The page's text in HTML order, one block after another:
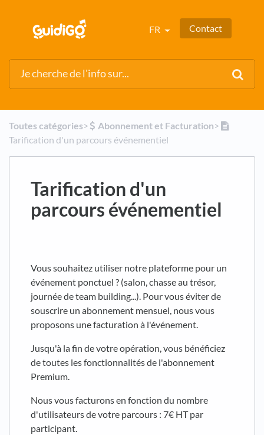
FR Contact
Toutes catégories​>​ ​Abonnement et Facturation​>​
Tarification d'un parcours événementiel
Tarification d'un
parcours événementiel
Vous souhaitez utiliser notre plateforme pour un
événement ponctuel ? (salon, chasse au trésor,
journée de team building...). Pour vous éviter de
souscrire un abonnement mensuel, nous vous
proposons une facturation à l'événement.
Jusqu'à la fin de votre opération, vous bénéficiez
de toutes les fonctionnalités de l'abonnement
Premium.
Nous vous facturons en fonction du nombre
d'utilisateurs de votre parcours : 7€ HT par
participant.